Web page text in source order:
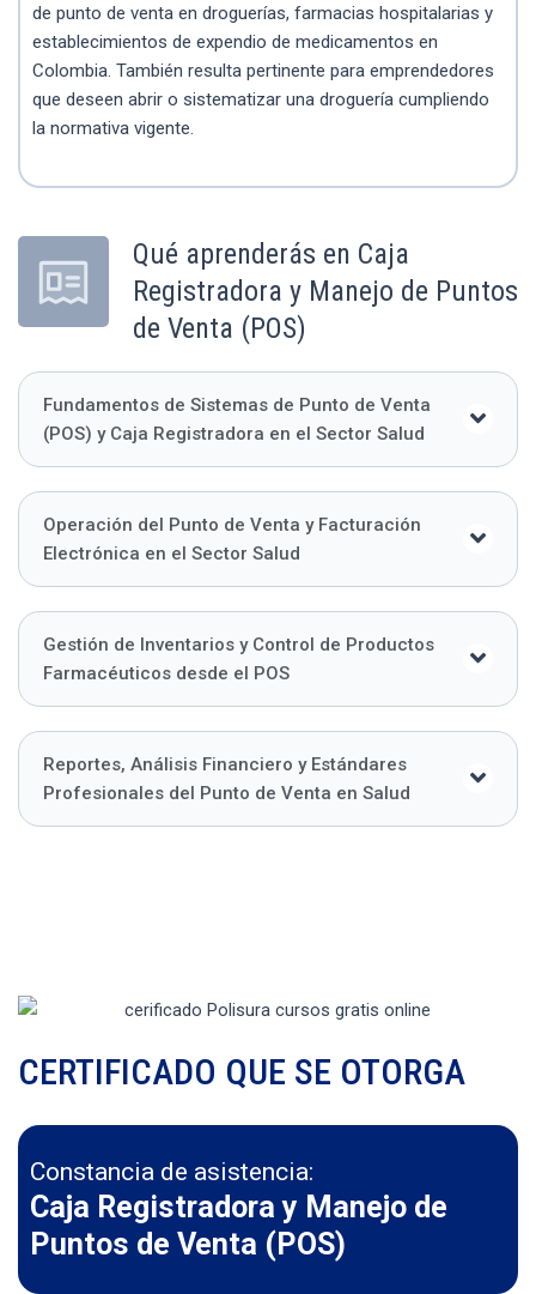
de punto de venta en droguerías, farmacias hospitalarias y
establecimientos de expendio de medicamentos en
Colombia. También resulta pertinente para emprendedores
que deseen abrir o sistematizar una droguería cumpliendo
la normativa vigente.
Qué aprenderás en Caja
Registradora y Manejo de Puntos
de Venta (POS)
Fundamentos de Sistemas de Punto de Venta
(POS) y Caja Registradora en el Sector Salud
Operación del Punto de Venta y Facturación
Electrónica en el Sector Salud
Gestión de Inventarios y Control de Productos
Farmacéuticos desde el POS
Reportes, Análisis Financiero y Estándares
Profesionales del Punto de Venta en Salud
CERTIFICADO QUE SE OTORGA
Constancia de asistencia:
Caja Registradora y Manejo de
Puntos de Venta (POS)